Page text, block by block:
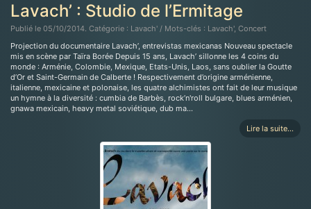
Lavach’ : Studio de l’Ermitage
Publié le 05/10/2014. Catégorie : Lavach' / Mots-clés : Lavach', Concert
Projection du documentaire Lavach’, entrevistas mexicanas Nouveau spectacle
mis en scène par Taïra Borée Depuis 15 ans, Lavach’ sillonne les 4 coins du
monde : Arménie, Colombie, Mexique, Etats-Unis, Laos, sans oublier la Goutte
d’Or et Saint-Germain de Calberte ! Respectivement d’origine arménienne,
italienne, mexicaine et polonaise, les quatre alchimistes ont fait de leur musique
un hymne à la diversité : cumbia de Barbès, rock’n'roll bulgare, blues arménien,
gnawa mexicain, heavy metal soviétique, dub ma…
Lire la suite...